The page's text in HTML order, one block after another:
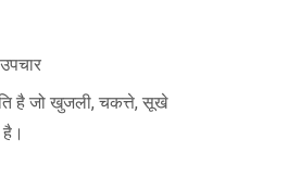
है जो खुजली, चकत्ते, सूखे